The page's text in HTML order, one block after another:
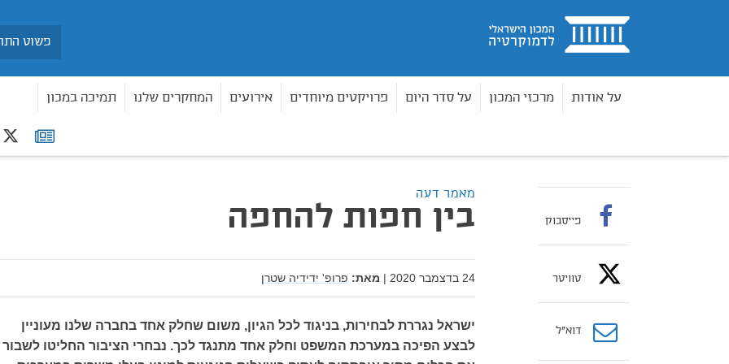
בית
על אודות מרכזי המכון על סדר היום פרויקטים מיוחדים אירועים המחקרים שלנו תמיכה במכון
רשימת
תפוצה
מאמר דעה
בין חפות להחפה
24 בדצמבר 2020 | מאת: פרופ' ידידיה שטרן
ישראל נגררת לבחירות, בניגוד לכל הגיון, משום שחלק אחד בחברה שלנו מעוניין
לבצע הפיכה במערכת המשפט וחלק אחד מתנגד לכך. נבחרי הציבור החליטו לשבור
פייסבוק
טוויטר
דוא”ל